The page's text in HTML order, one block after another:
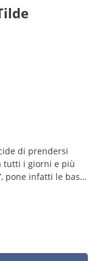
di prendersi
tutti i giorni e più
pone infatti le basi